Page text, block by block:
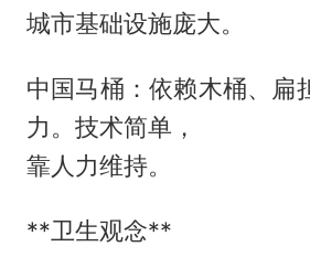
城市基础设施庞大。
中国马桶：依赖木桶、扁
力。技术简单，
靠人力维持。
**卫生观念**